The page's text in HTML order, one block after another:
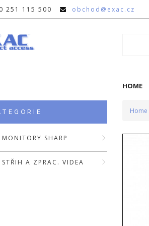
251 115 500 obchod@exac.cz
HOME
MONITORY SHARP
STŘIH A ZPRAC. VIDEA
Home